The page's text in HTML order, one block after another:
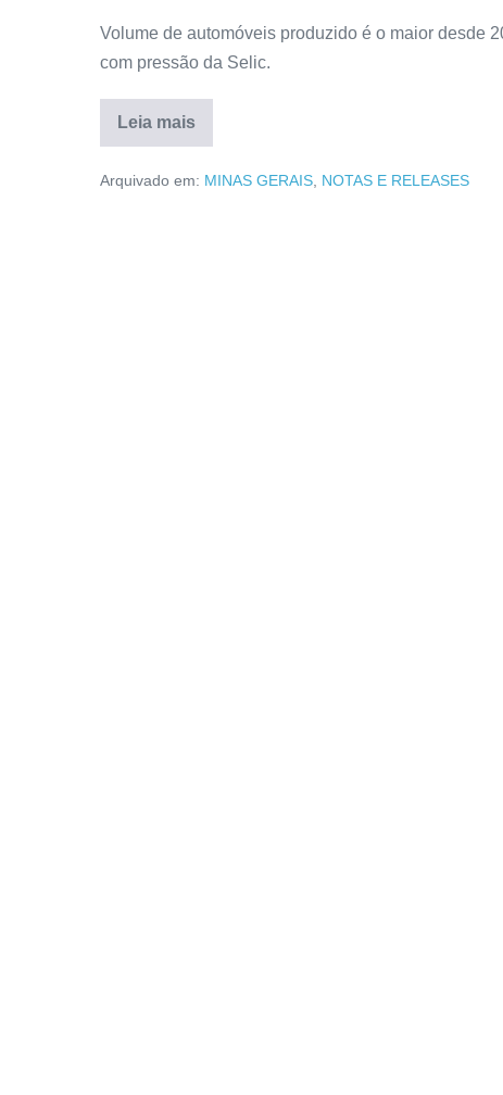
Volume de automóveis produzido é o maior desde
com pressão da Selic.
Leia mais
Arquivado em: MINAS GERAIS, NOTAS E RELEASES